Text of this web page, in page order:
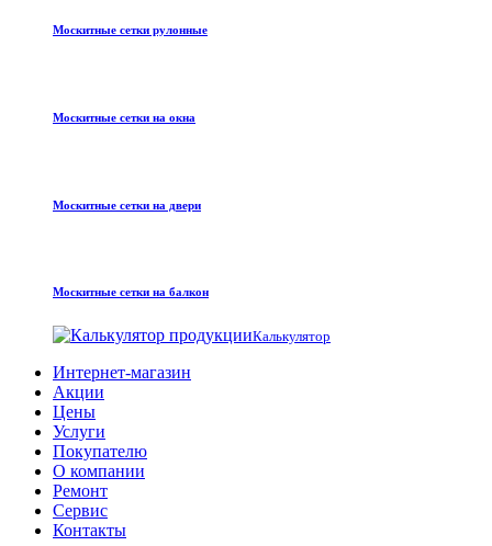
Москитные сетки рулонные
Москитные сетки на окна
Москитные сетки на двери
Москитные сетки на балкон
Калькулятор
Интернет-магазин
Акции
Цены
Услуги
Покупателю
О компании
Ремонт
Сервис
Контакты